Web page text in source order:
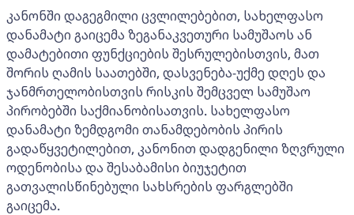
კანონში დაგეგმილი ცვლილებებით, სახელფასო
დანამატი გაიცემა ზეგანაკვეთური სამუშაოს ან
დამატებითი ფუნქციების შესრულებისთვის, მათ
შორის ღამის საათებში, დასვენება-უქმე დღეს და
ჯანმრთელობისთვის რისკის შემცველ სამუშაო
პირობებში საქმიანობისათვის. სახელფასო
დანამატი ზემდგომი თანამდებობის პირის
გადაწყვეტილებით, კანონით დადგენილი ზღვრული
ოდენობისა და შესაბამისი ბიუჯეტით
გათვალისწინებული სახსრების ფარგლებში
გაიცემა.